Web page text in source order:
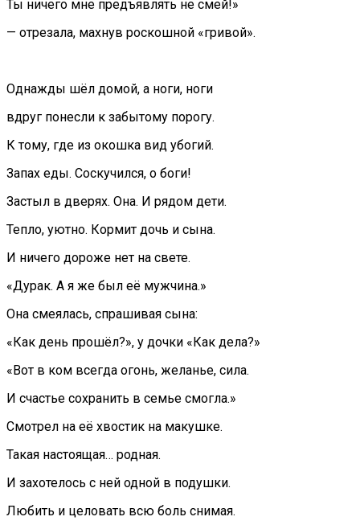
Ты ничего мне предъявлять не смей!»
— отрезала, махнув роскошной «гривой».
Однажды шёл домой, а ноги, ноги
вдруг понесли к забытому порогу.
К тому, где из окошка вид убогий.
Запах еды. Соскучился, о боги!
Застыл в дверях. Она. И рядом дети.
Тепло, уютно. Кормит дочь и сына.
И ничего дороже нет на свете.
«Дурак. А я же был её мужчина.»
Она смеялась, спрашивая сына:
«Как день прошёл?», у дочки «Как дела?»
«Вот в ком всегда огонь, желанье, сила.
И счастье сохранить в семье смогла.»
Смотрел на её хвостик на макушке.
Такая настоящая… родная.
И захотелось с ней одной в подушки.
Любить и целовать всю боль снимая.